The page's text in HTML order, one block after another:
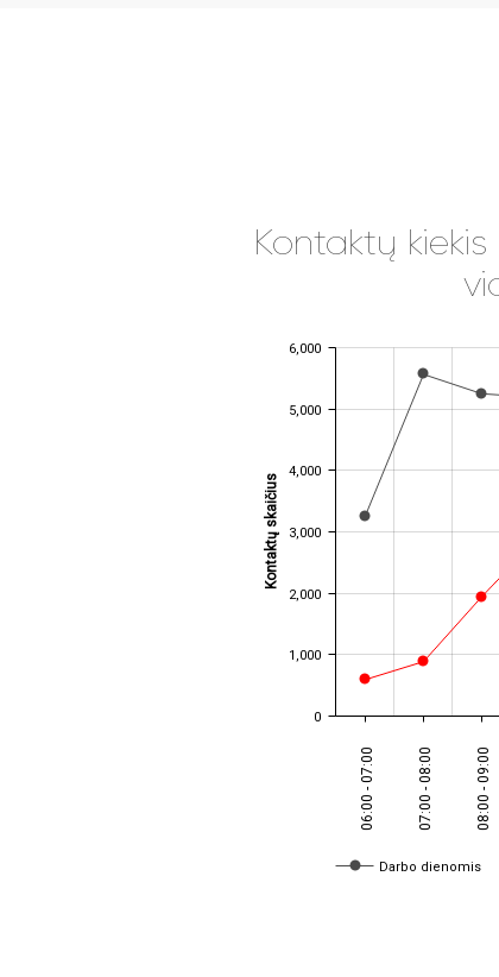
Kontaktų
06:00 - 07:00 07:00 - 08:00 08:00 - 09:00
0
1,000
2,000
3,000
4,000
5,000
6,000
Kontaktų skaičius
Darbo dienomis